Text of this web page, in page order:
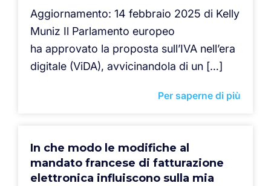
Aggiornamento: 14 febbraio 2025 di Kelly
Muniz Il Parlamento europeo
ha approvato la proposta sull’IVA nell’era
digitale (ViDA), avvicinandola di un […]
Per saperne di più
In che modo le modifiche al
mandato francese di fatturazione
elettronica influiscono sulla mia